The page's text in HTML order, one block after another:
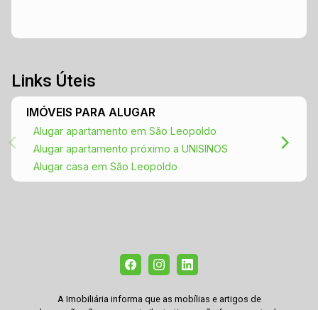
Links Úteis
IMÓVEIS PARA ALUGAR
Alugar apartamento em São Leopoldo
Alugar apartamento próximo a UNISINOS
Alugar casa em São Leopoldo
A Imobiliária informa que as mobílias e artigos de